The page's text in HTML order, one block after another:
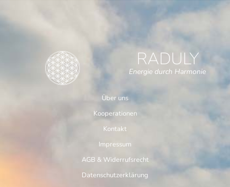
RADULY
Energie durch Harmonie
Über uns
Kooperationen
Kontakt
Impressum
AGB & Widerrufsrecht
Datenschutzerklärung